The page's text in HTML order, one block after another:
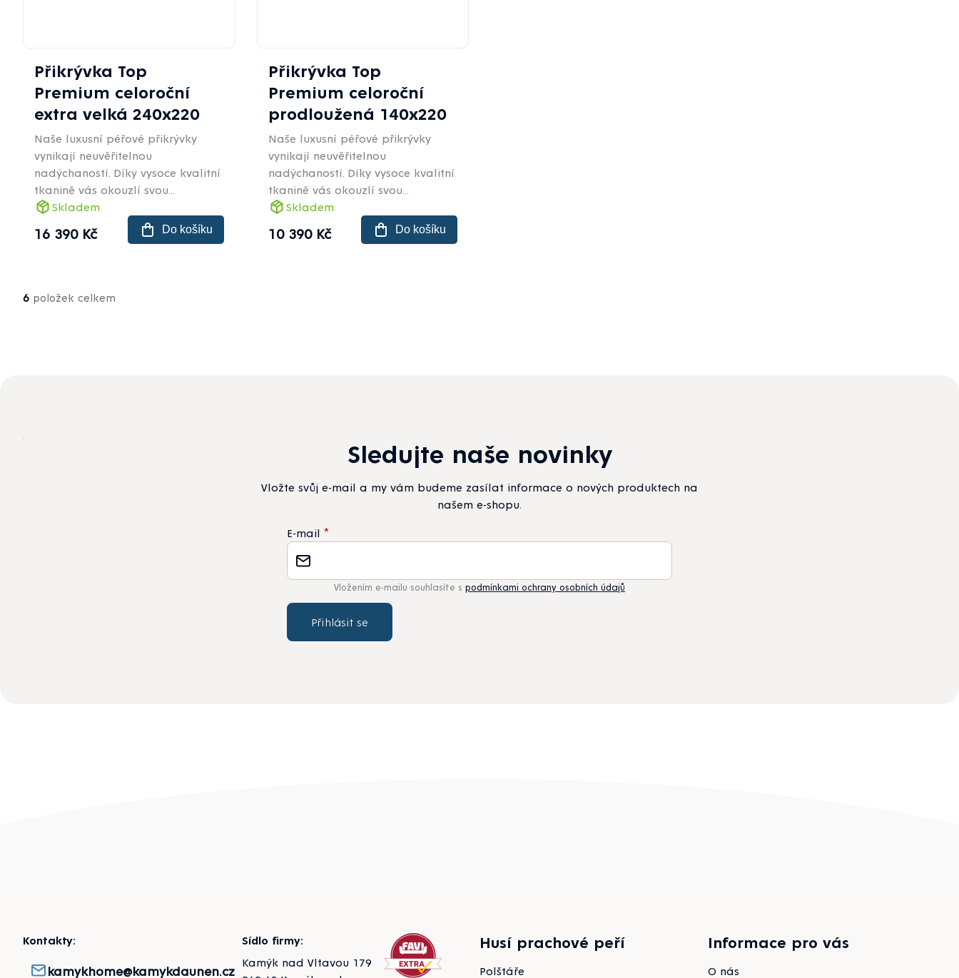
Přikrývka Top
Premium celoroční
extra velká 240x220
Skladem
16 390 Kč Do košíku
Naše luxusní péřové přikrývky
vynikají neuvěřitelnou
nadýchaností. Díky vysoce kvalitní
tkanině vás okouzlí svou...
Přikrývka Top
Premium celoroční
prodloužená 140x220
Skladem
10 390 Kč Do košíku
Naše luxusní péřové přikrývky
vynikají neuvěřitelnou
nadýchaností. Díky vysoce kvalitní
tkanině vás okouzlí svou...
Ovládací
6 položek celkem
Sledujte naše novinky
Vložte svůj e-mail a my vám budeme zasílat informace o nových produktech na
našem e-shopu.
E-mail
Vložením e-mailu souhlasíte s podmínkami ochrany osobních údajů
Přihlásit se
Kontakty:
kamykhome@kamykdaunen.cz
Sídlo firmy:
Kamýk nad Vltavou 179
Husí prachové peří
Polštáře
Informace pro vás
O nás